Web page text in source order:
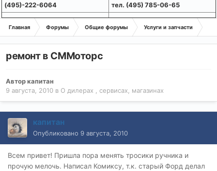
(495)-222-6064
тел. (495) 785-06-65
Главная Форумы Общие форумы Услуги и запчасти
ремонт в СММоторс
Авторкапитан
9 августа, 2010 в О дилерах , сервисах, магазинах
капитан
Опубликовано 9 августа, 2010
Всем привет! Пришла пора менять тросики ручника и
прочую мелочь. Написал Комиксу, т.к. старый Форд делал